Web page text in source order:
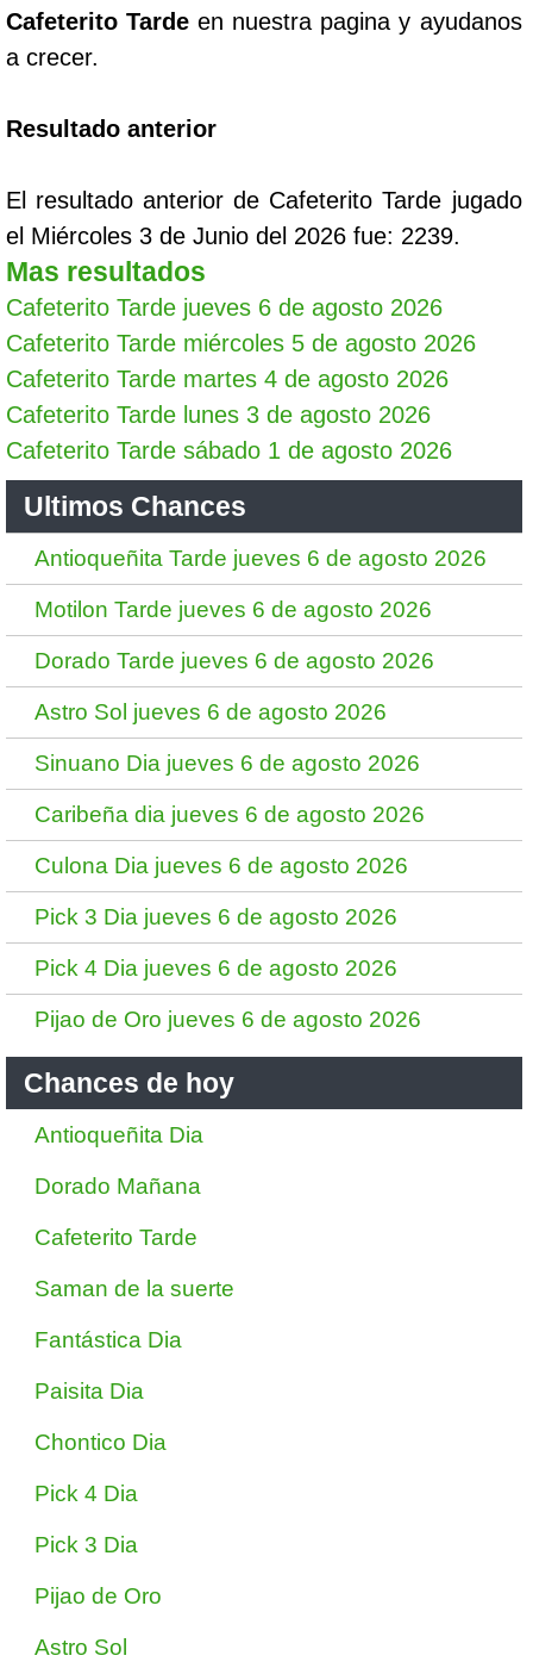
Cafeterito Tarde en nuestra pagina y ayudanos
a crecer.
Resultado anterior
El resultado anterior de Cafeterito Tarde jugado
el Miércoles 3 de Junio del 2026 fue: 2239.
Mas resultados
Cafeterito Tarde jueves 6 de agosto 2026
Cafeterito Tarde miércoles 5 de agosto 2026
Cafeterito Tarde martes 4 de agosto 2026
Cafeterito Tarde lunes 3 de agosto 2026
Cafeterito Tarde sábado 1 de agosto 2026
Ultimos Chances
Antioqueñita Tarde jueves 6 de agosto 2026
Motilon Tarde jueves 6 de agosto 2026
Dorado Tarde jueves 6 de agosto 2026
Astro Sol jueves 6 de agosto 2026
Sinuano Dia jueves 6 de agosto 2026
Caribeña dia jueves 6 de agosto 2026
Culona Dia jueves 6 de agosto 2026
Pick 3 Dia jueves 6 de agosto 2026
Pick 4 Dia jueves 6 de agosto 2026
Pijao de Oro jueves 6 de agosto 2026
Chances de hoy
Antioqueñita Dia
Dorado Mañana
Cafeterito Tarde
Saman de la suerte
Fantástica Dia
Paisita Dia
Chontico Dia
Pick 4 Dia
Pick 3 Dia
Pijao de Oro
Astro Sol